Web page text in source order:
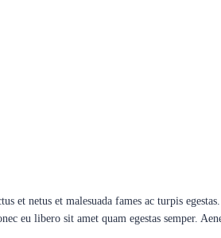
et netus et malesuada fames ac turpis
eu libero sit amet quam egestas semper.